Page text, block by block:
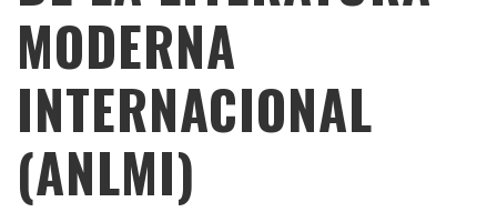
MODERNA
INTERNACIONAL
(ANLMI)